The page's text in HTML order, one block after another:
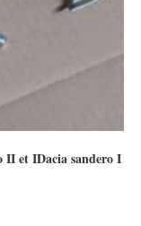
II et IDacia sandero I